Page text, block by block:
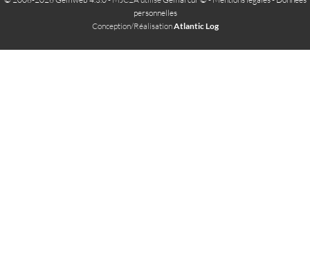
personnelles
Conception/RéalisationAtlantic Log